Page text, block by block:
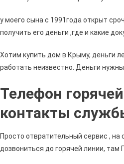
у моего сына с 1991года открыт
получить его деньги ,где и какие
Хотим купить дом в Крыму, деньги
работать неизвестно. Деньги
Телефон
контакты
Просто отвратительный сервис ,
дозвониться до горячей линии, там